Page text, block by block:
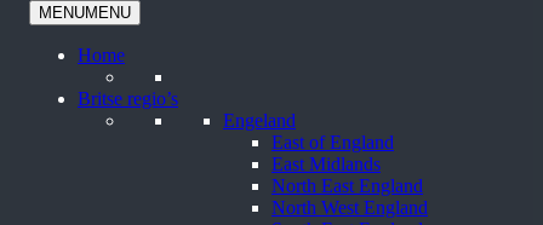
MENUMENU
Home
Britse regio’s
Engeland
East of England
East Midlands
North East England
North West England